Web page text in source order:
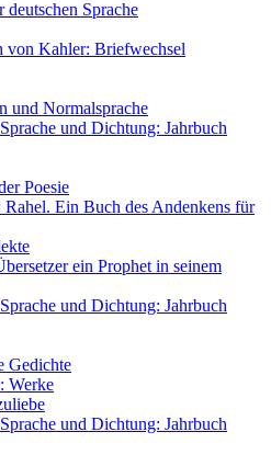
Sprache
Kahler: Briefwechsel
und Normalsprache
und Dichtung: Jahrbuch
Poesie
Ein Buch des Andenkens für
ein Prophet in seinem
und Dichtung: Jahrbuch
Gedichte
Werke
und Dichtung: Jahrbuch